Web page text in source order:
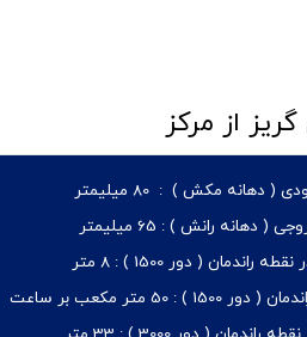
از مرکز
( دهانه مکش ) : 80 میلیمتر
( دهانه رانش ) :
نقطه راندمان ( دور 1500 ) :
8 متر
( دور 1500 ) :
50 متر مکعب بر ساعت